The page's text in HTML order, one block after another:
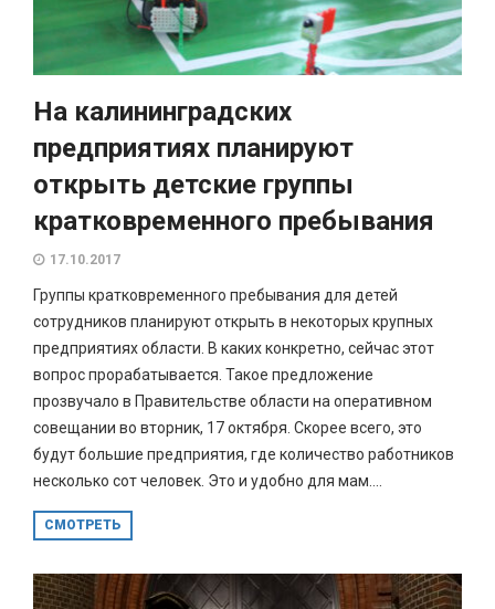
На калининградских
предприятиях планируют
открыть детские группы
кратковременного пребывания
17.10.2017
Группы кратковременного пребывания для детей
сотрудников планируют открыть в некоторых крупных
предприятиях области. В каких конкретно, сейчас этот
вопрос прорабатывается. Такое предложение
прозвучало в Правительстве области на оперативном
совещании во вторник, 17 октября. Скорее всего, это
будут большие предприятия, где количество работников
несколько сот человек. Это и удобно для мам....
СМОТРЕТЬ